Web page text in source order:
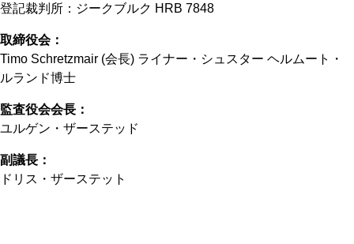
登記裁判所：ジークブルク HRB 7848
取締役会：
Timo Schretzmair (会長) ライナー・シュスター ヘルムート・
ルランド博士
監査役会会長：
ユルゲン・ザーステッド
副議長：
ドリス・ザーステット